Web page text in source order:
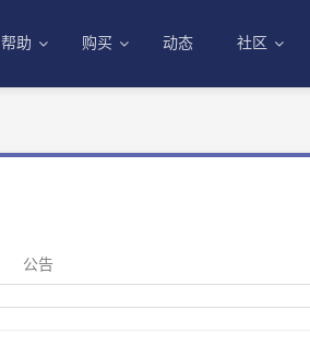
帮助 购买 动态 社区
公告